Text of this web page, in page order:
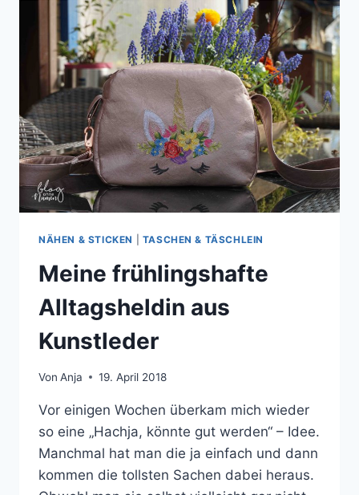
FARBENMIX
NÄHEN & STICKEN TASCHEN & TÄSCHLEIN
Meine frühlingshafte
Alltagsheldin aus
Kunstleder
Von Anja 19. April 2018
Vor einigen Wochen überkam mich wieder
so eine „Hachja, könnte gut werden“ – Idee.
Manchmal hat man die ja einfach und dann
kommen die tollsten Sachen dabei heraus.